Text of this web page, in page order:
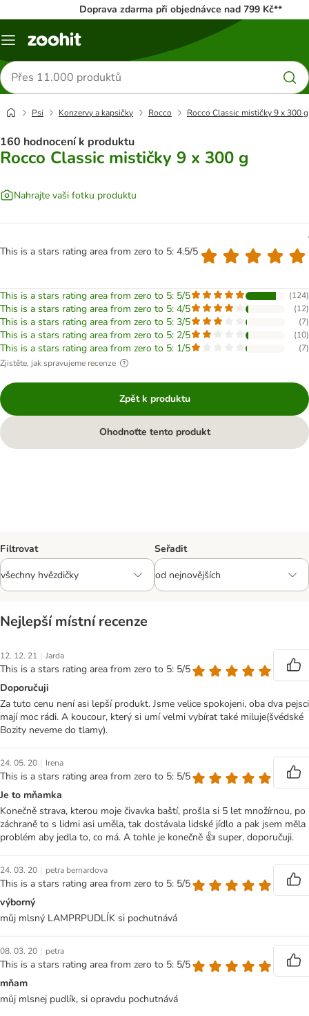
Doprava zdarma při objednávce nad 799 Kč**
Menu
Hledat
produkty
Psi Konzervy a kapsičky Rocco Rocco Classic mističky 9 x 300 g
160 hodnocení k produktu
Rocco Classic mističky 9 x 300 g
Nahrajte vaši fotku produktu
This is a stars rating area from zero to 5: 4.5/5
This is a stars rating area from zero to 5: 5/5 (124)
This is a stars rating area from zero to 5: 4/5 (12)
This is a stars rating area from zero to 5: 3/5 (7)
This is a stars rating area from zero to 5: 2/5 (10)
This is a stars rating area from zero to 5: 1/5 (7)
Zjistěte, jak spravujeme recenze
Zpět k produktu
Ohodnoťte tento produkt
Filtrovat Seřadit
Nejlepší místní recenze
12. 12. 21 | Jarda
This is a stars rating area from zero to 5: 5/5
Doporučuji
Za tuto cenu není asi lepší produkt. Jsme velice spokojeni, oba dva pejsci
mají moc rádi. A koucour, který si umí velmi vybírat také miluje(švédské
Bozity neveme do tlamy).
24. 05. 20 | Irena
This is a stars rating area from zero to 5: 5/5
Je to mňamka
Konečně strava, kterou moje čivavka baští, prošla si 5 let množírnou, po
záchraně to s lidmi asi uměla, tak dostávala lidské jídlo a pak jsem měla
problém aby jedla to, co má. A tohle je konečně 👍 super, doporučuji.
24. 03. 20 | petra bernardova
This is a stars rating area from zero to 5: 5/5
výborný
můj mlsný LAMPRPUDLÍK si pochutnává
08. 03. 20 | petra
This is a stars rating area from zero to 5: 5/5
mňam
můj mlsnej pudlík, si opravdu pochutnává